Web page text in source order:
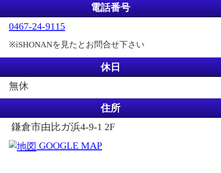
電話番号
0467-24-9115
※iSHONANを見たとお問合せ下さい
休日
無休
住所
鎌倉市由比ガ浜4-9-1 2F
GOOGLE MAP